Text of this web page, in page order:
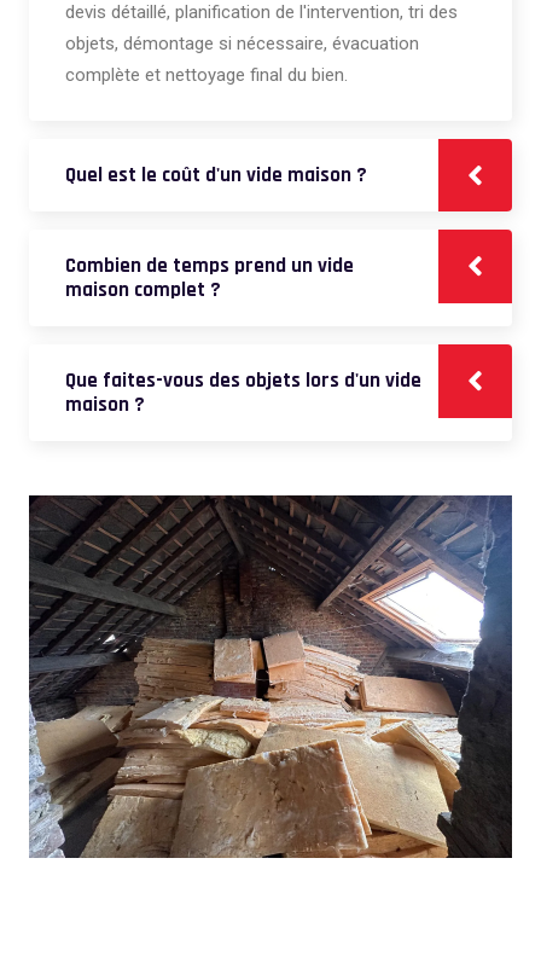
devis détaillé, planification de l'intervention, tri des
objets, démontage si nécessaire, évacuation
complète et nettoyage final du bien.
Quel est le coût d'un vide maison ?
Combien de temps prend un vide
maison complet ?
Que faites-vous des objets lors d'un vide
maison ?